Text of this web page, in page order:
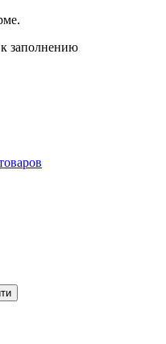
к заполнению